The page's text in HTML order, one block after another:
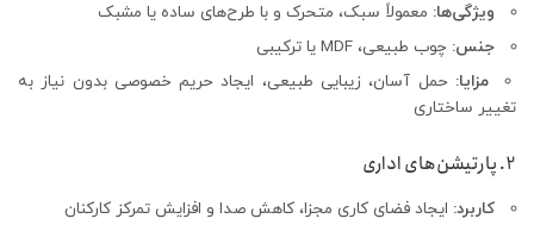
ویژگی‌ها: معمولاً سبک، متحرک و با طرح‌های ساده یا مشبک
جنس: چوب طبیعی، MDF یا ترکیبی
مزایا: حمل آسان، زیبایی طبیعی، ایجاد حریم خصوصی بدون نیاز به
تغییر ساختاری
2. پارتیشن‌های اداری
کاربرد: ایجاد فضای کاری مجزا، کاهش صدا و افزایش تمرکز کارکنان